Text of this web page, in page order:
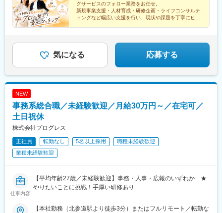
グサービスのフォロー業務をお任せ。
新規事業支援・人材育成・研修企画・ライフコンサルテ
ィングなど幅広い支援を行い、現状や課題を丁寧にヒア
気になる 応募する
NEW
事務系総合職／未経験歓迎／月給30万円～／在宅可／
土日祝休
株式会社プログレス
正社員 転勤なし 5名以上採用
職種未経験歓迎
業種未経験歓迎
仕事内容
【平均年齢27歳／未経験歓迎】事務・人事・広報のいずれか ★
やりたいことに挑戦！手厚い研修あり
【本社勤務（北参道駅より徒歩3分）またはフルリモート／転勤な